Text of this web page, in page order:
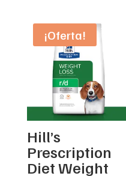
through
$193,235
¡Oferta!
Hill’s
Prescription
Diet Weight